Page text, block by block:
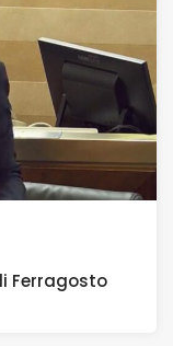
Ferragosto